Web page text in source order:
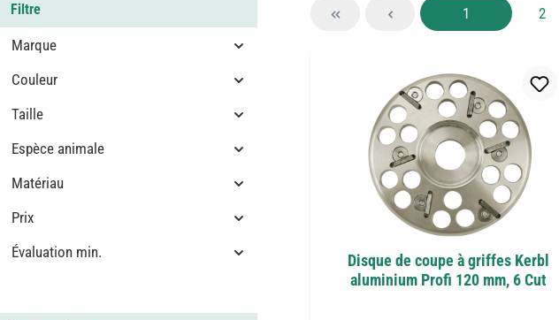
Filtre
Marque
Couleur
Taille
Espèce animale
Matériau
Prix
Évaluation min.
Page
1 Page
2
Disque de coupe à griffes Kerbl
aluminium Profi 120 mm, 6 Cut